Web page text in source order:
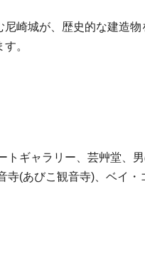
崎城が、歴史的な建造
。
トギャラリー、芸艸堂、
寺(あびこ観音寺)、ベイ